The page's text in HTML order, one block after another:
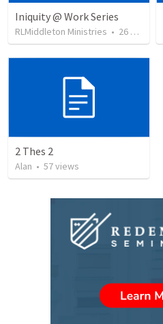
Iniquity @ Work Series
RLMiddleton Ministries • 26 views
2 Thes 2
Alan • 57views